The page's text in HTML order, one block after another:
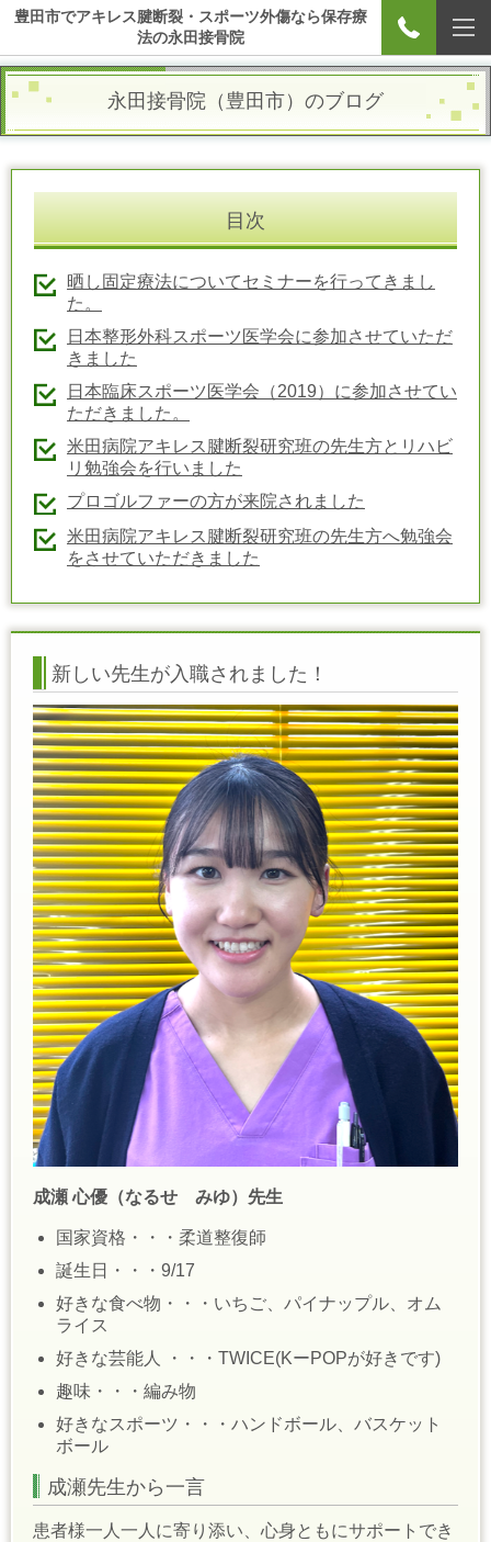
豊田市でアキレス腱断裂・スポーツ外傷なら保存療
法の永田接骨院
永田接骨院（豊田市）のブログ
目次
晒し固定療法についてセミナーを行ってきまし
た。
日本整形外科スポーツ医学会に参加させていただ
きました
日本臨床スポーツ医学会（2019）に参加させてい
ただきました。
米田病院アキレス腱断裂研究班の先生方とリハビ
リ勉強会を行いました
プロゴルファーの方が来院されました
米田病院アキレス腱断裂研究班の先生方へ勉強会
をさせていただきました
新しい先生が入職されました！
成瀬 心優（なるせ みゆ）先生
国家資格・・・柔道整復師
誕生日・・・9/17
好きな食べ物・・・いちご、パイナップル、オム
ライス
好きな芸能人 ・・・TWICE(KーPOPが好きです)
趣味・・・編み物
好きなスポーツ・・・ハンドボール、バスケット
ボール
成瀬先生から一言
患者様一人一人に寄り添い、心身ともにサポートでき